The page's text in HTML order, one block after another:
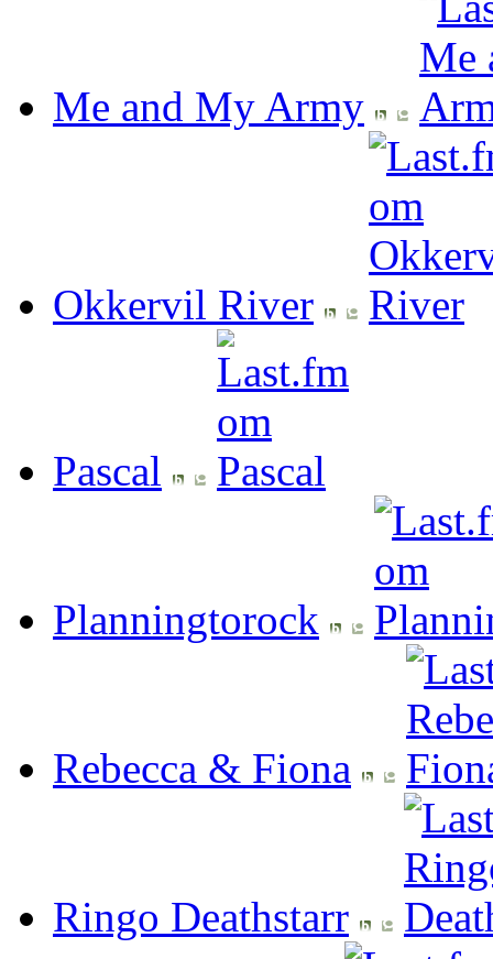
Me and My Army
Okkervil River
Pascal
Planningtorock
Rebecca & Fiona
Ringo Deathstarr